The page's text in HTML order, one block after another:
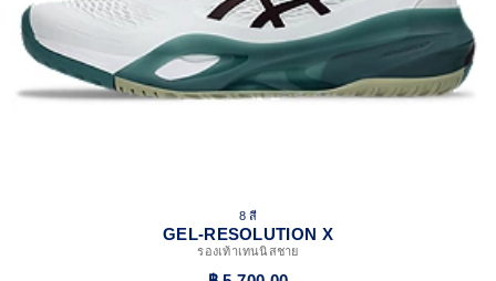
8 สี
GEL-RESOLUTION X
รองเท้าเทนนิสชาย